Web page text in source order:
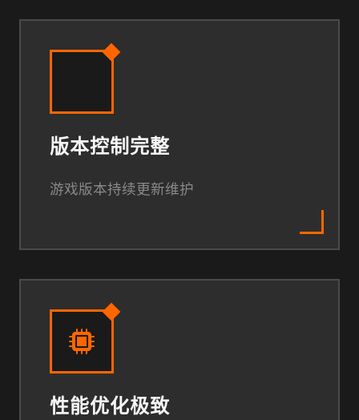
版本控制完整
游戏版本持续更新维护
性能优化极致